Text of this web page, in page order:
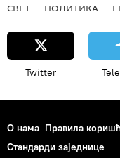
СВЕТ ПОЛИТИКА
Twitter
О нама Правила
Стандарди заједнице